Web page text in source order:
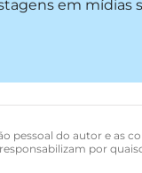
em mídias
pessoal do autor e as
por